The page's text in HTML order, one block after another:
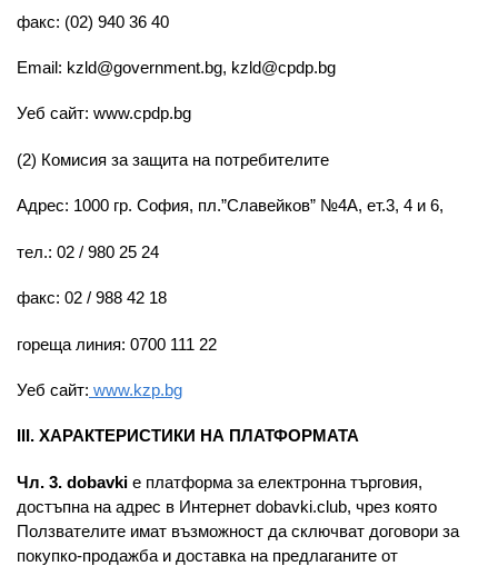
факс: (02) 940 36 40
Email: kzld@government.bg, kzld@cpdp.bg
Уеб сайт: www.cpdp.bg
(2) Комисия за защита на потребителите
Адрес: 1000 гр. София, пл.”Славейков” №4А, ет.3, 4 и 6,
тел.: 02 / 980 25 24
факс: 02 / 988 42 18
гореща линия: 0700 111 22
Уеб сайт: www.kzp.bg
III. ХАРАКТЕРИСТИКИ НА ПЛАТФОРМАТА
Чл. 3. dobavki e платформа за електронна търговия,
достъпна на адрес в Интернет dobavki.club, чрез която
Ползвателите имат възможност да сключват договори за
покупко-продажба и доставка на предлаганите от